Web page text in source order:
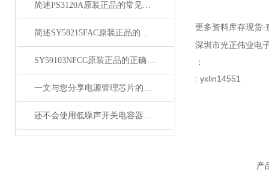
简述PS3120A原装正品的常见故障相应解决方法
简述SY58215FAC原装正品的正确安装方法
SY59103NFCC原装正品的正确维护保养方法分享
一文与您分享电源管理芯片的维护保养方法
还不会使用低噪声开关电容器？进来看
更多资料库存现货-
深圳市光正伟业电
：
: yxlin14551
产